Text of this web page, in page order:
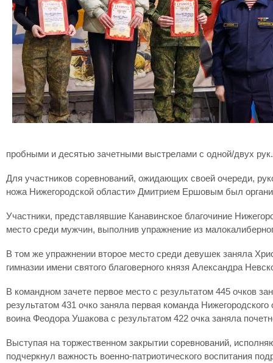
пробными и десятью зачетными выстрелами с одной/двух рук.
Для участников соревнований, ожидающих своей очереди,
ножа Нижегородской области» Дмитрием Ершовым был
Участники, представлявшие Канавинское благочиние
место среди мужчин, выполнив упражнение из
В том же упражнении второе место среди девушек заняла
гимназии имени святого благоверного князя Александра
В командном зачете первое место с результатом 445 очков
результатом 431 очко заняла первая команда
воина Феодора Ушакова с результатом 422 очка заняла
Выступая на торжественном закрытии соревнований,
подчеркнул важность военно-патриотического воспитания